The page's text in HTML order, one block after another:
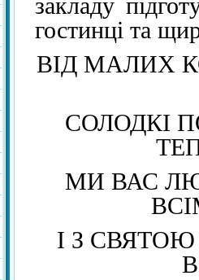
закладу
гостинці та
ВІД МАЛИХ
СОЛОДКІ
МИ ВАС
І З